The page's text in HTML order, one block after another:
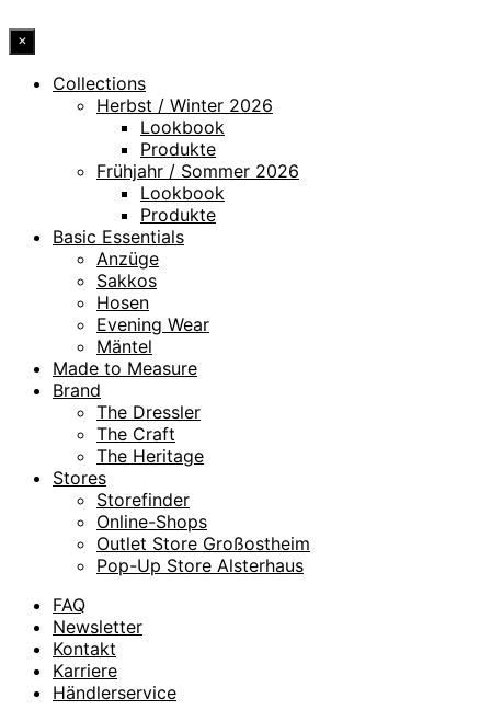
×
Collections
Herbst / Winter 2026
Lookbook
Produkte
Frühjahr / Sommer 2026
Lookbook
Produkte
Basic Essentials
Anzüge
Sakkos
Hosen
Evening Wear
Mäntel
Made to Measure
Brand
The Dressler
The Craft
The Heritage
Stores
Storefinder
Online-Shops
Outlet Store Großostheim
Pop-Up Store Alsterhaus
FAQ
Newsletter
Kontakt
Karriere
Händlerservice